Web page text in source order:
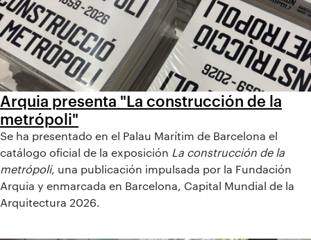
Arquia presenta "La construcción de la
metrópoli"
Se ha presentado en el Palau Marítim de Barcelona el
catálogo oficial de la exposición La construcción de la
metrópoli, una publicación impulsada por la Fundación
Arquia y enmarcada en Barcelona, Capital Mundial de la
Arquitectura 2026.